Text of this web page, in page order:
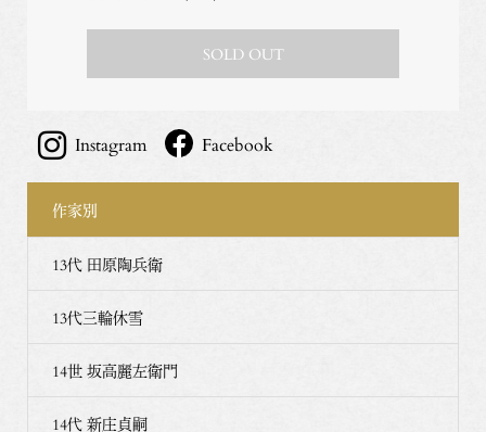
SOLD OUT
Instagram Facebook
作家別
13代 田原陶兵衛
13代三輪休雪
14世 坂高麗左衛門
14代 新庄貞嗣